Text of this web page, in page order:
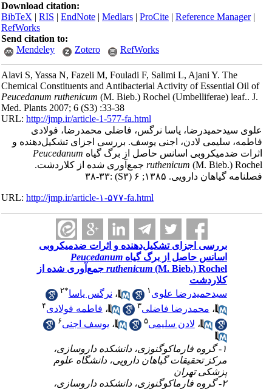
Download citation:
BibTeX|RIS|EndNote|Medlars|ProCite|Reference Manager
RefWorks
Send citation to:
Mendeley
Zotero RefWorks
Alavi S, Yassa N, Fazeli M, Fouladi F, Salimi L, Ajani Y. The
Chemical Constituents and Antibacterial Activity of Essential Oil
Peucedanum ruthenicum(M. Bieb.) Rochel (Umbelliferae) leaf.. J.
Med. Plants 2007; 6 (S3) :33-38
URL:http://jmp.ir/article-1-577-fa.html
سیدحمیدرضا، یاسا نرگس، فاضلی محمدرضا، فولادی
سلیمی لادن، اجنی یوسف. بررسی اجزای تشکیل‌دهنده و
ضدمیکروبی اسانس حاصل از برگ گیاهPeucedanum
ruthenicum(M. Bieb.) Rochel جمع‌آوری شده از کلاردشت.
گياهان دارویی. ۱۳۸۵; ۶
(S۳):۳۳-۳۸
URL:http://jmp.ir/article-۱-۵۷۷-fa.html
بررسی اجزای تشکیل‌دهنده و اثرات ضدمیکروبی
اسانس حاصل از برگ گیاهPeucedanum
ruthenicum(M. Bieb.) Rochel جمع‌آوری شده از
کلاردشت
سیدحمیدرضا علوی۱ ،نرگس یاسا*
،محمدرضا فاضلی۳ ،فاطمه فولادی۴
،لادن سلیمی ،یوسف اجنی
۱- گروه فارماکوگنوزی، دانشکده داروسازی،
مرکز تحقیقات گیاهان دارویی، دانشگاه علوم
پزشکی تهران
۲- گروه فارماکوگنوزی، دانشکده داروسازی،